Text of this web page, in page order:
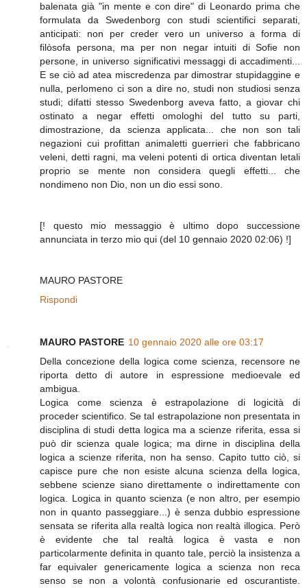
balenata già "in mente e con dire" di Leonardo prima che
formulata da Swedenborg con studi scientifici separati,
anticipati: non per creder vero un universo a forma di
filòsofa persona, ma per non negar intuiti di Sofie non
persone, in universo significativi messaggi di accadimenti...
E se ciò ad atea miscredenza par dimostrar stupidaggine e
nulla, perlomeno ci son a dire no, studi non studiosi senza
studi; difatti stesso Swedenborg aveva fatto, a giovar chi
ostinato a negar effetti omologhi del tutto su parti,
dimostrazione, da scienza applicata... che non son tali
negazioni cui profittan animaletti guerrieri che fabbricano
veleni, detti ragni, ma veleni potenti di ortica diventan letali
proprio se mente non considera quegli effetti... che
nondimeno non Dio, non un dio essi sono.
[! questo mio messaggio è ultimo dopo successione
annunciata in terzo mio qui (del 10 gennaio 2020 02:06) !]
MAURO PASTORE
Rispondi
MAURO PASTORE 10 gennaio 2020 alle ore 03:17
Della concezione della logica come scienza, recensore ne
riporta detto di autore in espressione medioevale ed
ambigua.
Logica come scienza è estrapolazione di logicità di
proceder scientifico. Se tal estrapolazione non presentata in
disciplina di studi detta logica ma a scienze riferita, essa si
può dir scienza quale logica; ma dirne in disciplina della
logica a scienze riferita, non ha senso. Capito tutto ciò, si
capisce pure che non esiste alcuna scienza della logica,
sebbene scienze siano direttamente o indirettamente con
logica. Logica in quanto scienza (e non altro, per esempio
non in quanto passeggiare...) è senza dubbio espressione
sensata se riferita alla realtà logica non realtà illogica. Però
è evidente che tal realtà logica è vasta e non
particolarmente definita in quanto tale, perciò la insistenza a
far equivaler genericamente logica a scienza non reca
senso se non a volontà confusionarie ed oscurantiste.